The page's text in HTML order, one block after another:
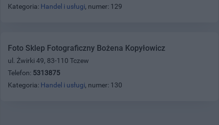
Kategoria: Handel i usługi, numer: 129
Foto Sklep Fotograficzny Bożena Kopyłowicz
ul. Żwirki 49, 83-110 Tczew
Telefon: 5313875
Kategoria: Handel i usługi, numer: 130